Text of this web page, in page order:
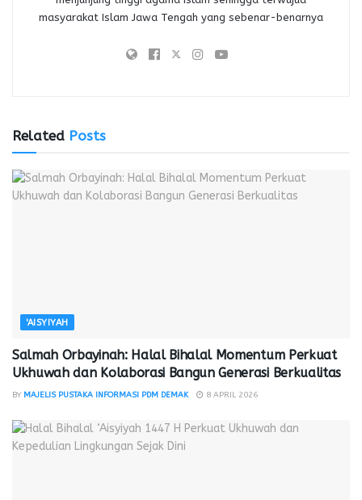
masyarakat Islam Jawa Tengah yang sebenar-benarnya
Related Posts
'AISYIYAH
Salmah Orbayinah: Halal Bihalal Momentum Perkuat
Ukhuwah dan Kolaborasi Bangun Generasi Berkualitas
BY MAJELIS PUSTAKA INFORMASI PDM DEMAK 8 APRIL 2026